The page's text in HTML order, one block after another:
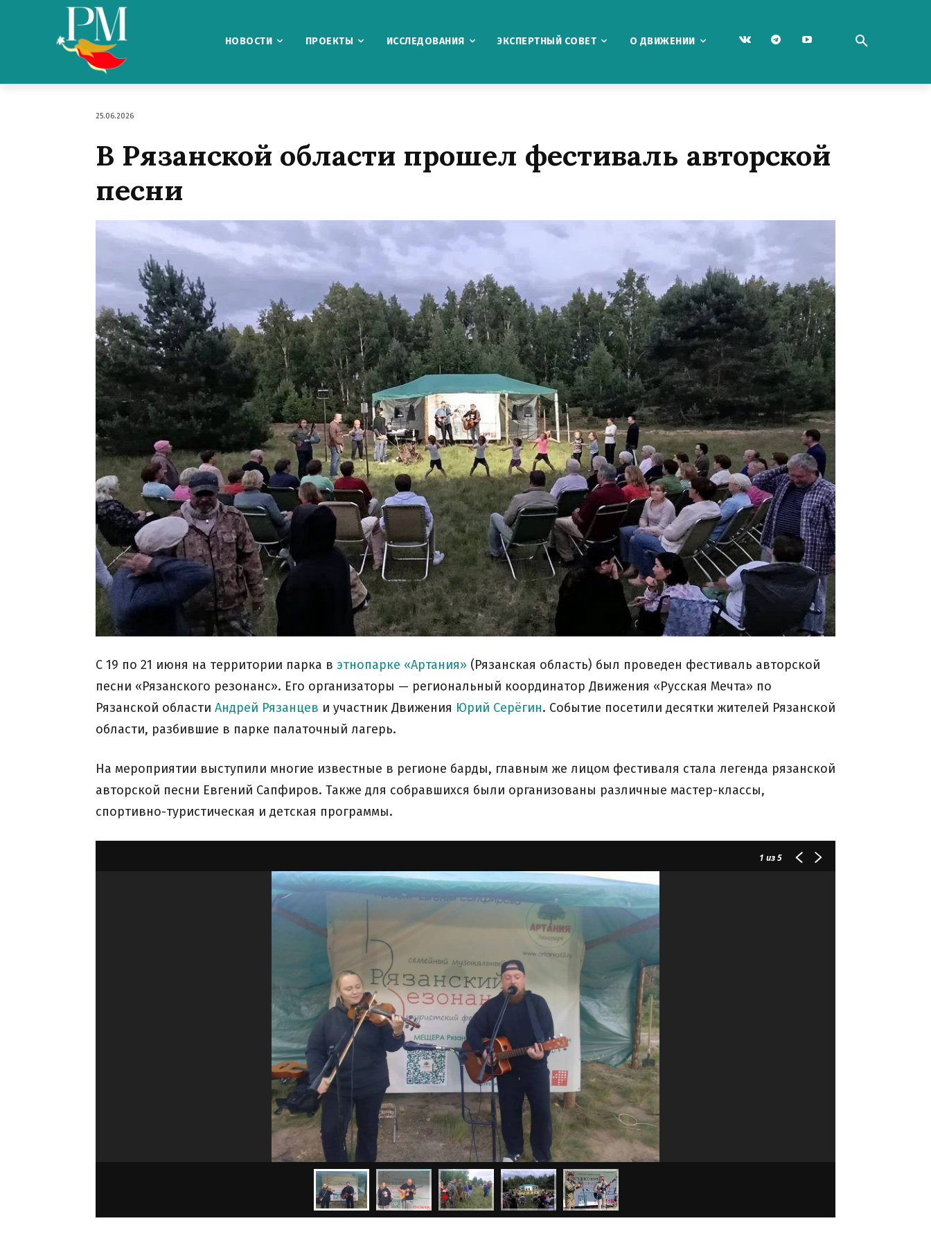
НОВОСТИ ПРОЕКТЫ ИССЛЕДОВАНИЯ ЭКСПЕРТНЫЙ СОВЕТ О ДВИЖЕНИИ
25.06.2026
В Рязанской области прошел фестиваль авторской
песни
С 19 по 21 июня на территории парка в этнопарке «Артания» (Рязанская область) был проведен фестиваль авторской
песни «Рязанского резонанс». Его организаторы — региональный координатор Движения «Русская Мечта» по
Рязанской области Андрей Рязанцев и участник Движения Юрий Серёгин. Событие посетили десятки жителей Рязанской
области, разбившие в парке палаточный лагерь.
На мероприятии выступили многие известные в регионе барды, главным же лицом фестиваля стала легенда рязанской
авторской песни Евгений Сапфиров. Также для собравшихся были организованы различные мастер-классы,
спортивно-туристическая и детская программы.
1 из 5